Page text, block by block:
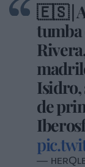
🇪🇸 |
tumba
Isidro,
de
—